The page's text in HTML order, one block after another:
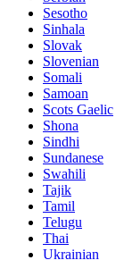
Sesotho
Sinhala
Slovak
Slovenian
Somali
Samoan
Scots Gaelic
Shona
Sindhi
Sundanese
Swahili
Tajik
Tamil
Telugu
Thai
Ukrainian